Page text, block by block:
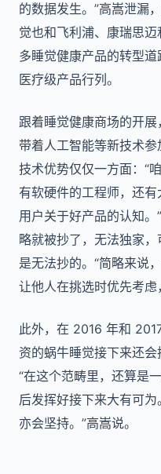
的数据发生。”高嵩泄漏
觉也和飞利浦、康瑞思
多睡觉健康产品的转型
医疗级产品行列。
跟着睡觉健康商场的开
带着人工智能等新技术
技术优势仅仅一方面：“
有软硬件的工程师，还
用户关于好产品的认知。
略就被抄了，无法独家
是无法抄的。“简略来说
让他人在挑选时优先考虑
此外，在 2016 年和
资的蜗牛睡觉接下来还会
“在这个范畴里，还算是
后发挥好接下来大有可为
亦会坚持。”高嵩说。